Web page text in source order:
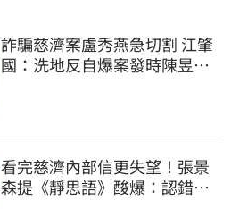
詐騙慈濟案盧秀燕急切割 江肇
國：洗地反自爆案發時陳昱瑄
看完慈濟內部信更失望！張景
森提《靜思語》酸爆：認錯有